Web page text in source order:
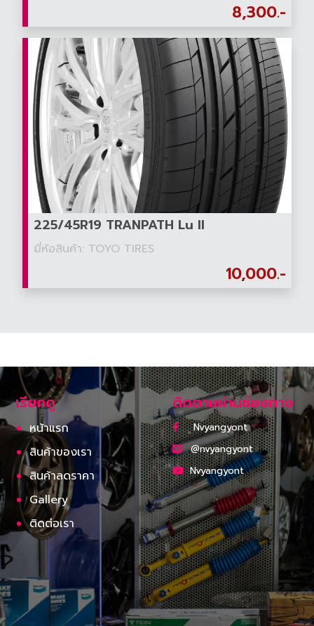
8,300.-
225/45R19 TRANPATH Lu II
ยี่ห้อสินค้า: TOYO TIRES
10,000.-
เรียกดู
หน้าแรก
สินค้าของเรา
สินค้าลดราคา
Gallery
ติดต่อเรา
ติดตามผ่านช่องทาง
Nvyangyont
@nvyangyont
Nvyangyont